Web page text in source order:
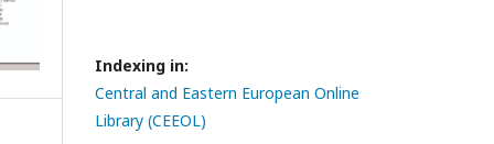
Indexing in:
Central and Eastern European Online
Library (CEEOL)